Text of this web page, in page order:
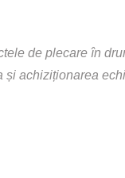
de plecare în
și achiziționarea